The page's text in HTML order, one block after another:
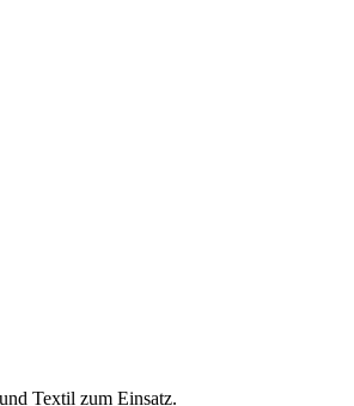
Textil zum Einsatz.